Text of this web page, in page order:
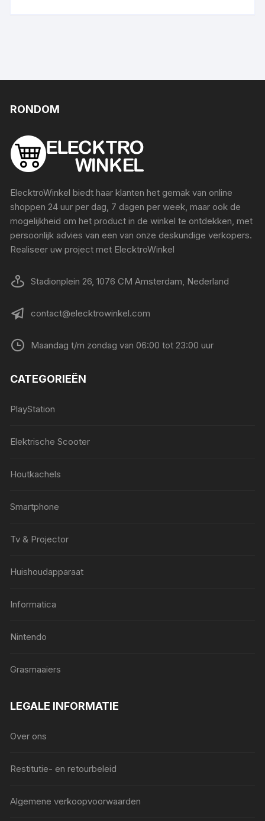
RONDOM
ElecktroWinkel biedt haar klanten het gemak van online
shoppen 24 uur per dag, 7 dagen per week, maar ook de
mogelijkheid om het product in de winkel te ontdekken, met
persoonlijk advies van een van onze deskundige verkopers.
Realiseer uw project met ElecktroWinkel
Stadionplein 26, 1076 CM Amsterdam, Nederland
contact@elecktrowinkel.com
Maandag t/m zondag van 06:00 tot 23:00 uur
CATEGORIEËN
PlayStation
Elektrische Scooter
Houtkachels
Smartphone
Tv & Projector
Huishoudapparaat
Informatica
Nintendo
Grasmaaiers
LEGALE INFORMATIE
Over ons
Restitutie- en retourbeleid
Algemene verkoopvoorwaarden